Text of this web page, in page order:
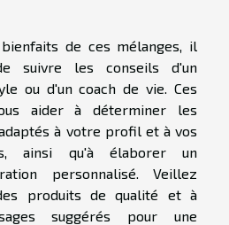
de ces mélanges, il
suivre les conseils d'un
ou d'un coach de vie. Ces
aider à déterminer les
à votre profil et à vos
ainsi qu'à élaborer un
personnalisé. Veillez
produits de qualité et à
suggérés pour une